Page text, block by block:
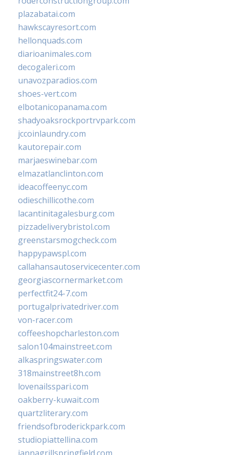
plazabatai.com
hawkscayresort.com
hellonquads.com
diarioanimales.com
decogaleri.com
unavozparadios.com
shoes-vert.com
elbotanicopanama.com
shadyoaksrockportrvpark.com
jccoinlaundry.com
kautorepair.com
marjaeswinebar.com
elmazatlanclinton.com
ideacoffeenyc.com
odieschillicothe.com
lacantinitagalesburg.com
pizzadeliverybristol.com
greenstarsmogcheck.com
happypawspl.com
callahansautoservicecenter.com
georgiascornermarket.com
perfectfit24-7.com
portugalprivatedriver.com
von-racer.com
coffeeshopcharleston.com
salon104mainstreet.com
alkaspringswater.com
318mainstreet8h.com
lovenailsspari.com
oakberry-kuwait.com
quartzliterary.com
friendsofbroderickpark.com
studiopiattellina.com